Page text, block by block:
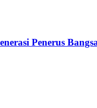
Penerus